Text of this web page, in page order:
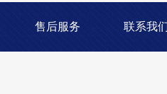
售后服务 联系我